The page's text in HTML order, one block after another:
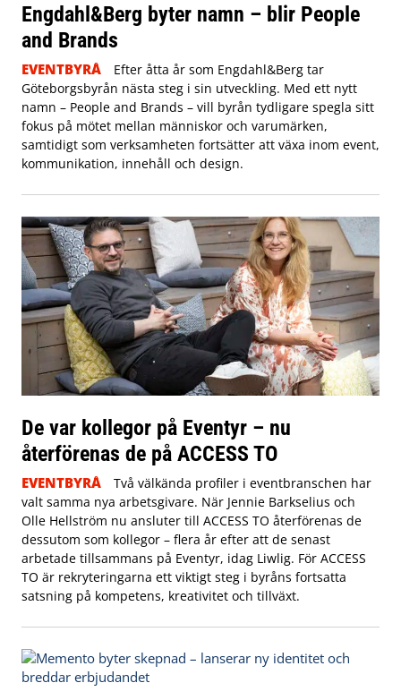
Engdahl&Berg byter namn – blir People
and Brands
EVENTBYRÅ
Efter åtta år som Engdahl&Berg tar
Göteborgsbyrån nästa steg i sin utveckling. Med ett nytt
namn – People and Brands – vill byrån tydligare spegla sitt
fokus på mötet mellan människor och varumärken,
samtidigt som verksamheten fortsätter att växa inom event,
kommunikation, innehåll och design.
De var kollegor på Eventyr – nu
återförenas de på ACCESS TO
EVENTBYRÅ
Två välkända profiler i eventbranschen har
valt samma nya arbetsgivare. När Jennie Barkselius och
Olle Hellström nu ansluter till ACCESS TO återförenas de
dessutom som kollegor – flera år efter att de senast
arbetade tillsammans på Eventyr, idag Liwlig. För ACCESS
TO är rekryteringarna ett viktigt steg i byråns fortsatta
satsning på kompetens, kreativitet och tillväxt.